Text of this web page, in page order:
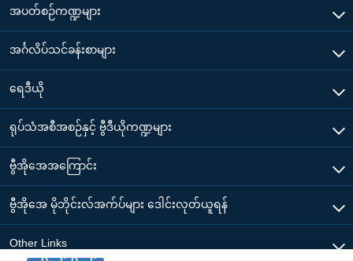
အပတ်စဉ်ကဏ္ဍများ
အင်္ဂလိပ်သင်ခန်းစာများ
ရေဒီယို
ရုပ်သံအစီအစဉ်နှင့် ဗွီဒီယိုကဏ္ဍများ
ဗွီအိုအေအကြောင်း
ဗွီအိုအေ မိုဘိုင်းလ်အက်ပ်များ ဒေါင်းလုတ်ယူရန်
Other Links